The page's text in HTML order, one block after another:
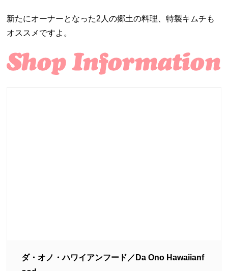
新たにオーナーとなった2人の郷土の料理、特製キムチも
オススメですよ。
ダ・オノ・ハワイアンフード／Da Ono Hawaiianf